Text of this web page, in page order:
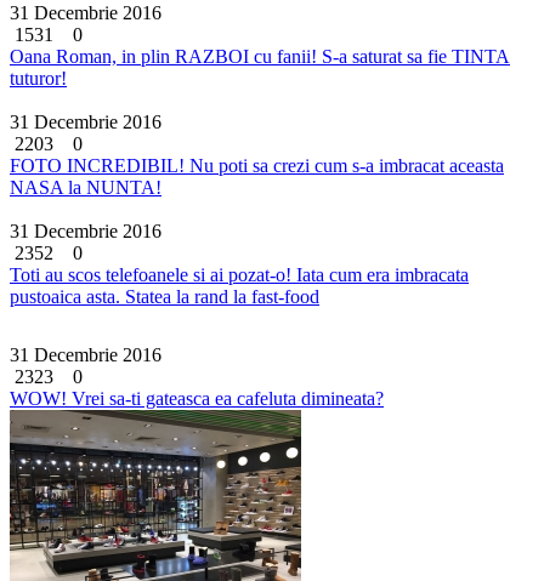
31 Decembrie 2016
1531
0
Oana Roman, in plin RAZBOI cu fanii! S-a saturat sa fie TINTA
tuturor!
31 Decembrie 2016
2203
0
FOTO INCREDIBIL! Nu poti sa crezi cum s-a imbracat aceasta
NASA la NUNTA!
31 Decembrie 2016
2352
0
Toti au scos telefoanele si ai pozat-o! Iata cum era imbracata
pustoaica asta. Statea la rand la fast-food
31 Decembrie 2016
2323
0
WOW! Vrei sa-ti gateasca ea cafeluta dimineata?